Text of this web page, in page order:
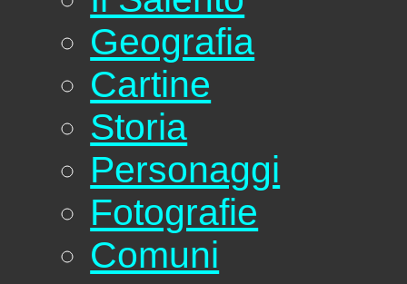
Geografia
Cartine
Storia
Personaggi
Fotografie
Comuni